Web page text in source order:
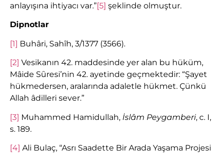
anlayışına ihtiyacı var.”[5] şeklinde olmuştur.
Dipnotlar
[1] Buhâri, Sahîh, 3/1377 (3566).
[2] Vesikanın 42. maddesinde yer alan bu hüküm,
Mâide Sȗresi’nin 42. ayetinde geçmektedir: “Şayet
hükmedersen, aralarında adaletle hükmet. Çünkü
Allah âdilleri sever.”
[3] Muhammed Hamidullah, İslâm Peygamberi, c. I,
s. 189.
[4] Ali Bulaç, “Asrı Saadette Bir Arada Yaşama Projesi